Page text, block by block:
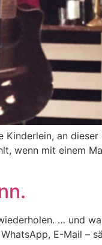
an
wenn mit einem
… und
E-Mail –